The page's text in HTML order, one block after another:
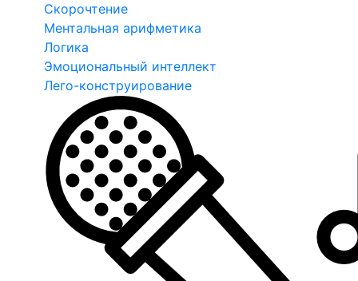
Скорочтение
Ментальная арифметика
Логика
Эмоциональный интеллект
Лего-конструирование